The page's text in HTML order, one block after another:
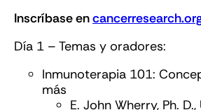
Inscríbase en
Día 1 – Temas y oradores:
Inmunoterapia 101:
más
E. John Wherry, Ph.